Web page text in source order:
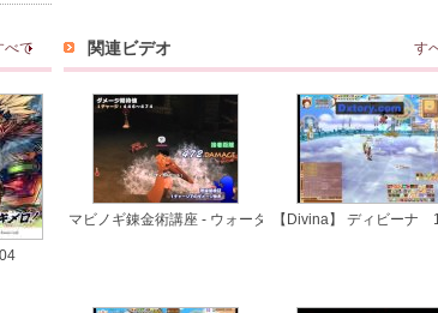
べて す
関連ビデオ
マビノギ錬金術講座 - ウォーターキャノン理論値実践
【Divina】 ディビー